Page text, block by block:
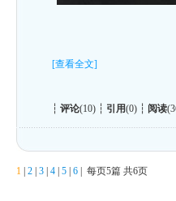
[查看全文]
┆ 评论(10) ┆ 引用(0) ┆ 阅读
1 2 3 4 5 6 | 每页5篇 共6页